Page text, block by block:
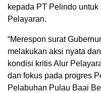
kepada PT Pelindo
Pelayaran.
“Merespon surat
melakukan aksi nyata
kondisi kritis Alur
dan fokus pada progres
Pelabuhan Pulau Baai